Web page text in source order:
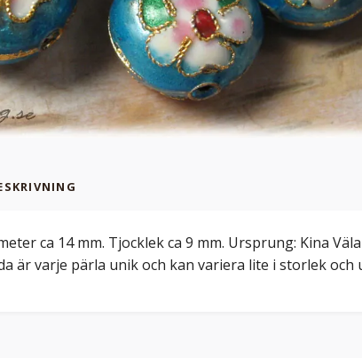
ca 14 mm. Tjocklek ca 9 mm. Ursprung: Kina
är varje pärla unik och kan variera lite i storlek